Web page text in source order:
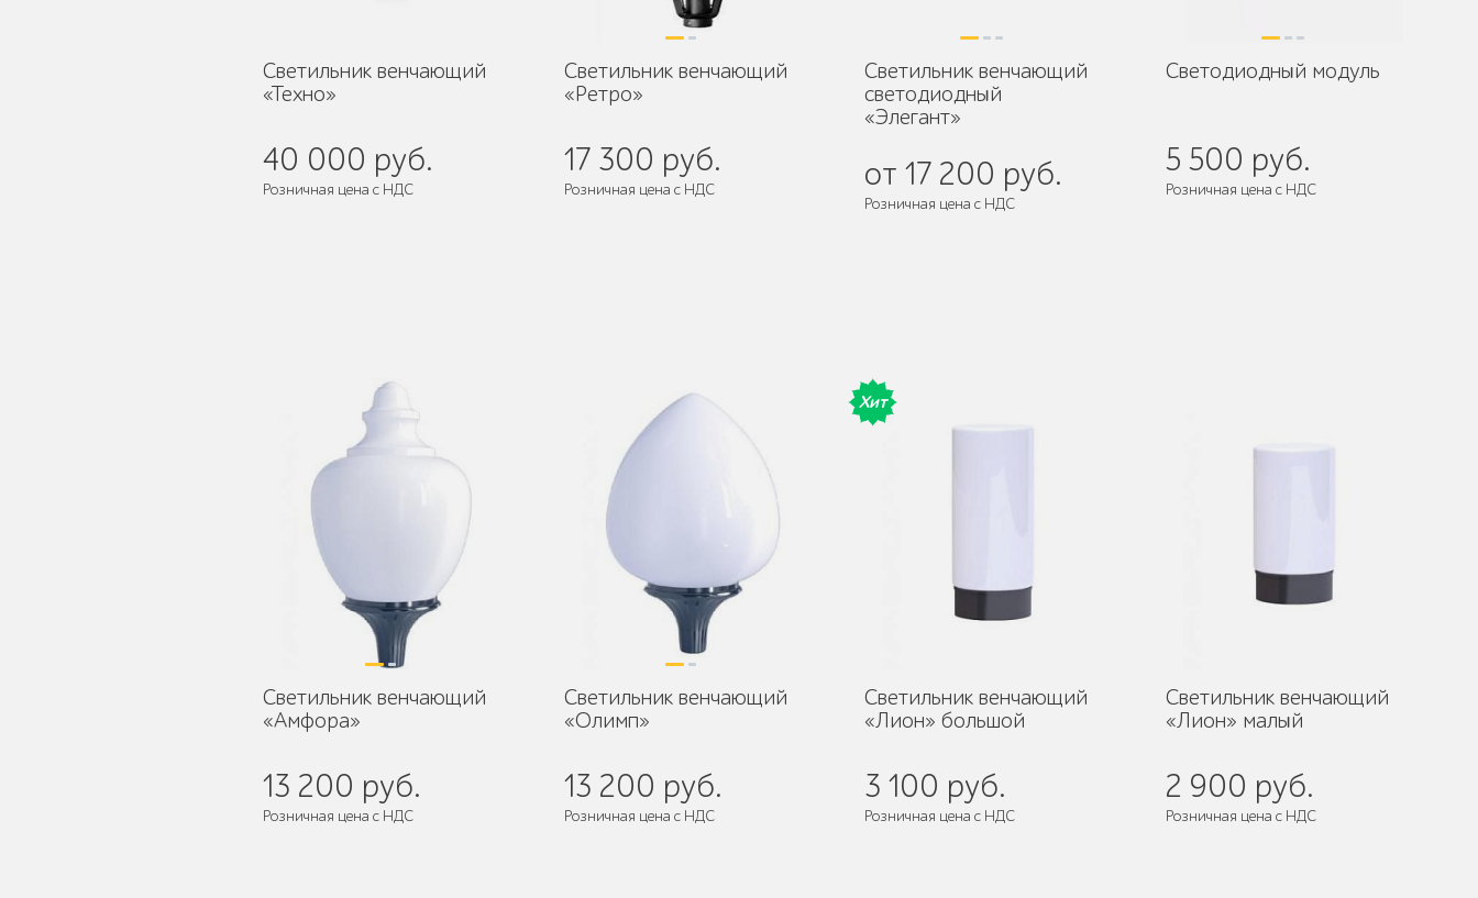
Светильник венчающий
«Техно»
40 000 руб.
Розничная цена с НДС
Светильник венчающий
«Ретро»
17 300 руб.
Розничная цена с НДС
Светильник венчающий
светодиодный
«Элегант»
от 17 200 руб.
Розничная цена с НДС
Светодиодный модуль
5 500 руб.
Розничная цена с НДС
Светильник венчающий
«Амфора»
13 200 руб.
Розничная цена с НДС
Светильник венчающий
«Олимп»
13 200 руб.
Розничная цена с НДС
Хит
Светильник венчающий
«Лион» большой
3 100 руб.
Розничная цена с НДС
Светильник венчающий
«Лион» малый
2 900 руб.
Розничная цена с НДС